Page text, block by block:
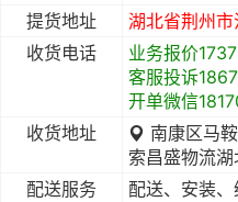
提货地址
湖北省荆州市
收货电话
业务报价
客服投诉
开单微信
收货地址
南康区马
索昌盛物流湖
配送服务
配送、安装